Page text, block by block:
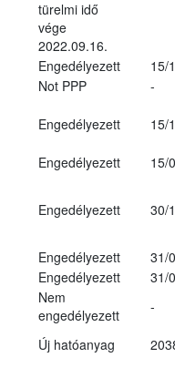
türelmi idő
vége
2022.09.16.
Engedélyezett
15/
Not PPP
-
Engedélyezett 15/
Engedélyezett
15/
Engedélyezett 30/
Engedélyezett
31/
Engedélyezett
31/
Nem
engedélyezett
-
Új hatóanyag